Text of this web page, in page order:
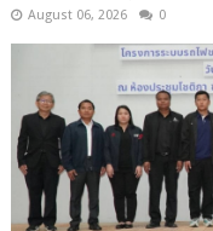
August 06, 2026 0